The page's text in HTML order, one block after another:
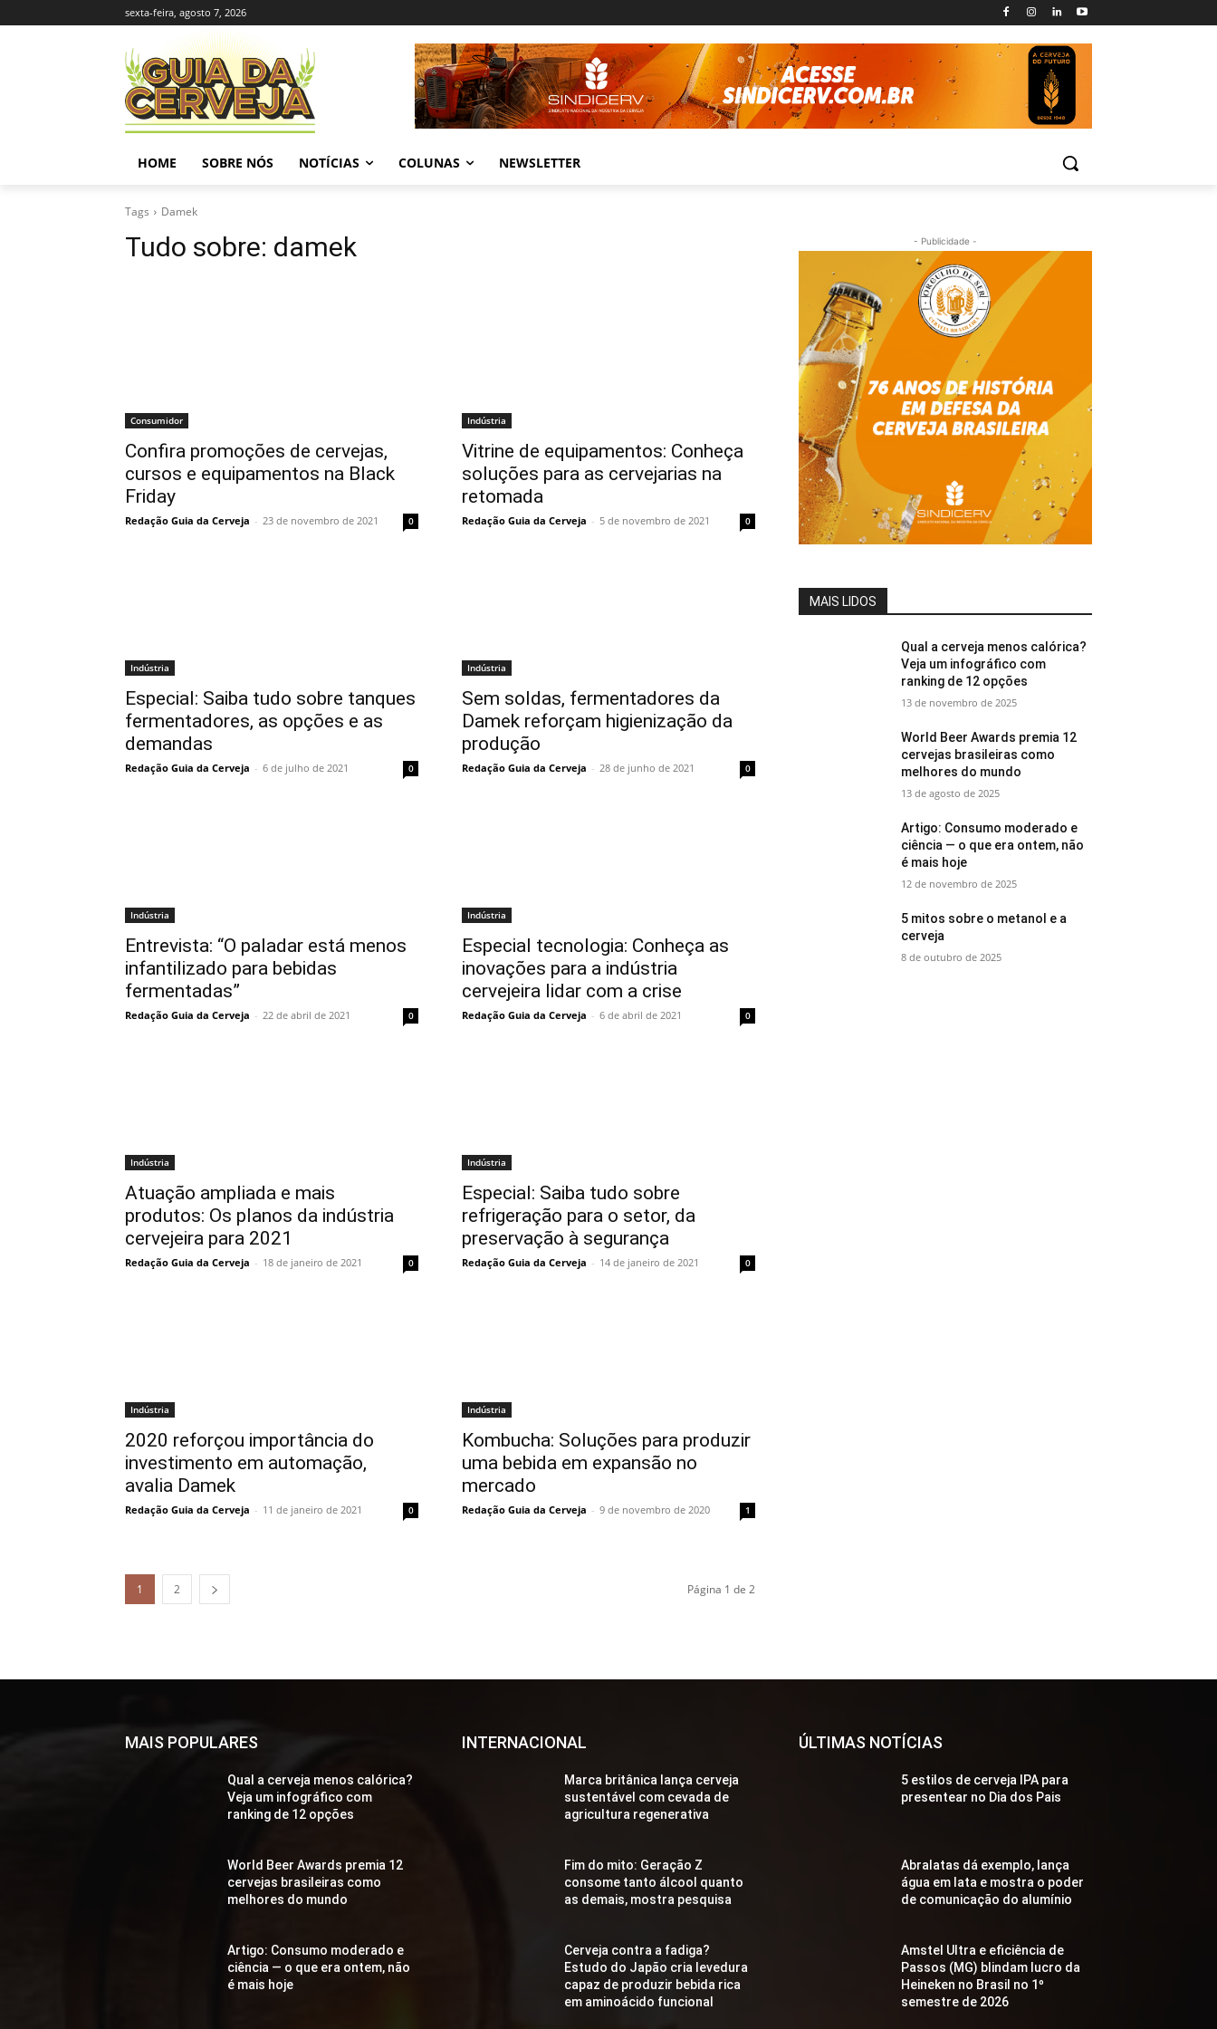
sexta-feira, agosto 7, 2026
HOME SOBRE NÓS NOTÍCIAS COLUNAS NEWSLETTER
Tags Damek
Tudo sobre: damek
Consumidor
Confira promoções de cervejas,
cursos e equipamentos na Black
Friday
Redação Guia da Cerveja - 23 de novembro de 2021 0
Indústria
Vitrine de equipamentos: Conheça
soluções para as cervejarias na
retomada
Redação Guia da Cerveja - 5 de novembro de 2021 0
Indústria
Especial: Saiba tudo sobre tanques
fermentadores, as opções e as
demandas
Redação Guia da Cerveja - 6 de julho de 2021 0
Indústria
Sem soldas, fermentadores da
Damek reforçam higienização da
produção
Redação Guia da Cerveja - 28 de junho de 2021 0
Indústria
Entrevista: “O paladar está menos
infantilizado para bebidas
fermentadas”
Redação Guia da Cerveja - 22 de abril de 2021 0
Indústria
Especial tecnologia: Conheça as
inovações para a indústria
cervejeira lidar com a crise
Redação Guia da Cerveja - 6 de abril de 2021 0
Indústria
Atuação ampliada e mais
produtos: Os planos da indústria
cervejeira para 2021
Redação Guia da Cerveja - 18 de janeiro de 2021 0
Indústria
Especial: Saiba tudo sobre
refrigeração para o setor, da
preservação à segurança
Redação Guia da Cerveja - 14 de janeiro de 2021 0
Indústria
2020 reforçou importância do
investimento em automação,
avalia Damek
Redação Guia da Cerveja - 11 de janeiro de 2021 0
Indústria
Kombucha: Soluções para produzir
uma bebida em expansão no
mercado
Redação Guia da Cerveja - 9 de novembro de 2020 1
1 2 Página 1 de 2
- Publicidade -
MAIS LIDOS
Qual a cerveja menos calórica?
Veja um infográfico com
ranking de 12 opções
13 de novembro de 2025
World Beer Awards premia 12
cervejas brasileiras como
melhores do mundo
13 de agosto de 2025
Artigo: Consumo moderado e
ciência — o que era ontem, não
é mais hoje
12 de novembro de 2025
5 mitos sobre o metanol e a
cerveja
8 de outubro de 2025
MAIS POPULARES
Qual a cerveja menos calórica?
Veja um infográfico com
ranking de 12 opções
World Beer Awards premia 12
cervejas brasileiras como
melhores do mundo
Artigo: Consumo moderado e
ciência — o que era ontem, não
é mais hoje
INTERNACIONAL
Marca britânica lança cerveja
sustentável com cevada de
agricultura regenerativa
Fim do mito: Geração Z
consome tanto álcool quanto
as demais, mostra pesquisa
Cerveja contra a fadiga?
Estudo do Japão cria levedura
capaz de produzir bebida rica
em aminoácido funcional
ÚLTIMAS NOTÍCIAS
5 estilos de cerveja IPA para
presentear no Dia dos Pais
Abralatas dá exemplo, lança
água em lata e mostra o poder
de comunicação do alumínio
Amstel Ultra e eficiência de
Passos (MG) blindam lucro da
Heineken no Brasil no 1º
semestre de 2026